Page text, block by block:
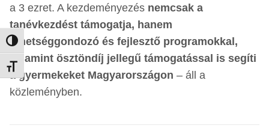
Nagy kontraszt váltása
Betűméret váltása
a 3 ezret. A kezdeményezés nemcsak a
tanévkezdést támogatja, hanem
tehetséggondozó és fejlesztő programokkal,
valamint ösztöndíj jellegű támogatással is segíti
a gyermekeket Magyarországon – áll a
közleményben.